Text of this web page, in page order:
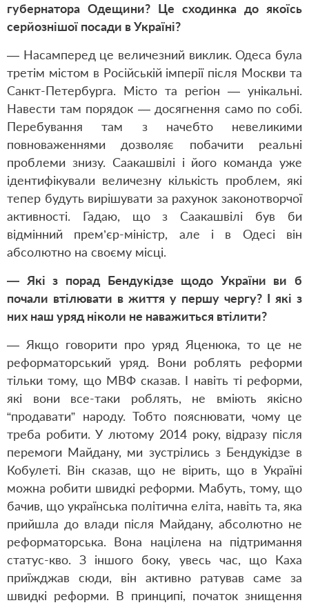
губернатора Одещини? Це сходинка до якоїсь
серйознішої посади в Україні?
— Насамперед це величезний виклик. Одеса була
третім містом в Російській імперії після Москви та
Санкт-Петербурга. Місто та регіон — унікальні.
Навести там порядок — досягнення само по собі.
Перебування там з начебто невеликими
повноваженнями дозволяє побачити реальні
проблеми знизу. Саакашвілі і його команда уже
ідентифікували величезну кількість проблем, які
тепер будуть вирішувати за рахунок законотворчої
активності. Гадаю, що з Саакашвілі був би
відмінний прем’єр-міністр, але і в Одесі він
абсолютно на своєму місці.
— Які з порад Бендукідзе щодо України ви б
почали втілювати в життя у першу чергу? І які з
них наш уряд ніколи не наважиться втілити?
— Якщо говорити про уряд Яценюка, то це не
реформаторський уряд. Вони роблять реформи
тільки тому, що МВФ сказав. І навіть ті реформи,
які вони все-таки роблять, не вміють якісно
“продавати” народу. Тобто пояснювати, чому це
треба робити. У лютому 2014 року, відразу після
перемоги Майдану, ми зустрілись з Бендукідзе в
Кобулеті. Він сказав, що не вірить, що в Україні
можна робити швидкі реформи. Мабуть, тому, що
бачив, що українська політична еліта, навіть та, яка
прийшла до влади після Майдану, абсолютно не
реформаторська. Вона націлена на підтримання
статус-кво. З іншого боку, увесь час, що Каха
приїжджав сюди, він активно ратував саме за
швидкі реформи. В принципі, початок знищення